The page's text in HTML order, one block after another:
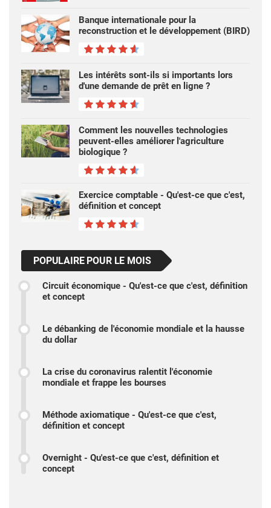
Banque internationale pour la
reconstruction et le développement (BIRD)
Les intérêts sont-ils si importants lors
d'une demande de prêt en ligne ?
Comment les nouvelles technologies
peuvent-elles améliorer l'agriculture
biologique ?
Exercice comptable - Qu'est-ce que c'est,
définition et concept
POPULAIRE POUR LE MOIS
Circuit économique - Qu'est-ce que c'est, définition
et concept
Le débanking de l'économie mondiale et la hausse
du dollar
La crise du coronavirus ralentit l'économie
mondiale et frappe les bourses
Méthode axiomatique - Qu'est-ce que c'est,
définition et concept
Overnight - Qu'est-ce que c'est, définition et
concept